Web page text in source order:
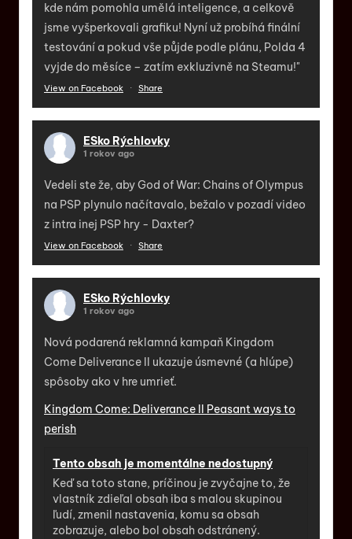
kde nám pomohla umělá inteligence, a celkově
jsme vyšperkovali grafiku! Nyní už probíhá finální
testování a pokud vše půjde podle plánu, Polda 4
vyjde do měsíce – zatím exkluzivně na Steamu!"
View on Facebook · Share
ESko Rýchlovky
1 rokov ago
Vedeli ste že, aby God of War: Chains of Olympus
na PSP plynulo načítavalo, bežalo v pozadí video
z intra inej PSP hry - Daxter?
View on Facebook · Share
ESko Rýchlovky
1 rokov ago
Nová podarená reklamná kampaň Kingdom
Come Deliverance II ukazuje úsmevné (a hlúpe)
spôsoby ako v hre umrieť.
Kingdom Come: Deliverance II Peasant ways to
perish
Tento obsah je momentálne nedostupný
Keď sa toto stane, príčinou je zvyčajne to, že
vlastník zdieľal obsah iba s malou skupinou
ľudí, zmenil nastavenia, komu sa obsah
zobrazuje, alebo bol obsah odstránený.